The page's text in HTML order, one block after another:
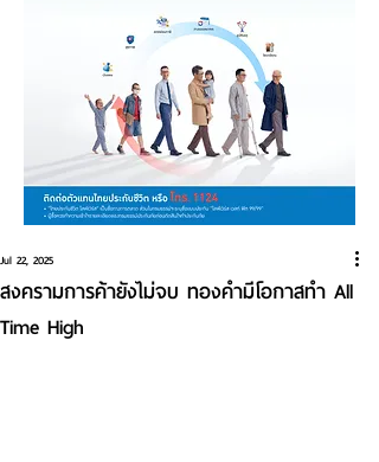
สงครามการค้ายังไม่จบ ทองคำมีโอกาสทำ All
Time High
Jul 22, 2025